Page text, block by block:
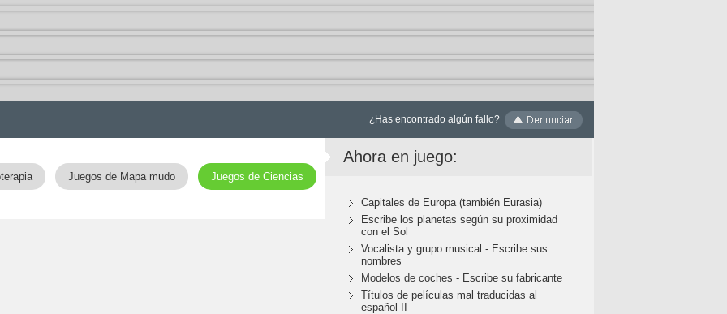
¿Has encontrado algún fallo?
Juegos de Mapa mudo Juegos de Ciencias
Ahora en juego:
Capitales de Europa (también Eurasia)
Escribe los planetas según su proximidad
con el Sol
Vocalista y grupo musical - Escribe sus
nombres
Modelos de coches - Escribe su fabricante
Títulos de películas mal traducidas al
español II